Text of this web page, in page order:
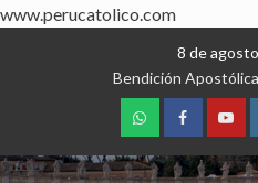
www.perucatolico.com
8 de
Bendición Apostólica
WhatsAppFacebook